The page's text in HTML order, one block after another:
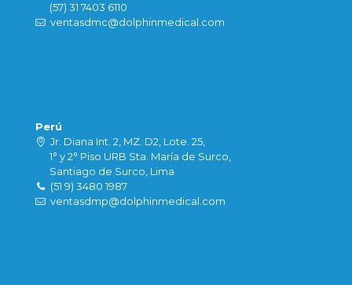
(57) 31 7403 6110
ventasdmc@dolphinmedical.com
Perú
Jr. Diana Int. 2, MZ. D2, Lote. 25,
1° y 2° Piso URB Sta. María de Surco,
Santiago de Surco, Lima
(51 9) 3480 1987
ventasdmp@dolphinmedical.com